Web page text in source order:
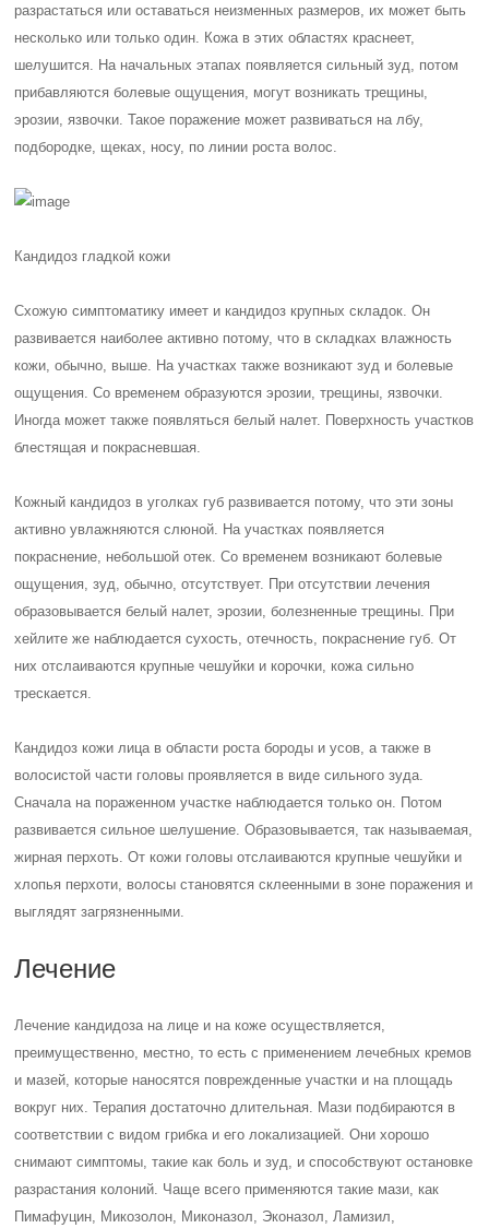
разрастаться или оставаться неизменных размеров, их может быть
несколько или только один. Кожа в этих областях краснеет,
шелушится. На начальных этапах появляется сильный зуд, потом
прибавляются болевые ощущения, могут возникать трещины,
эрозии, язвочки. Такое поражение может развиваться на лбу,
подбородке, щеках, носу, по линии роста волос.
Кандидоз гладкой кожи
Схожую симптоматику имеет и кандидоз крупных складок. Он
развивается наиболее активно потому, что в складках влажность
кожи, обычно, выше. На участках также возникают зуд и болевые
ощущения. Со временем образуются эрозии, трещины, язвочки.
Иногда может также появляться белый налет. Поверхность участков
блестящая и покрасневшая.
Кожный кандидоз в уголках губ развивается потому, что эти зоны
активно увлажняются слюной. На участках появляется
покраснение, небольшой отек. Со временем возникают болевые
ощущения, зуд, обычно, отсутствует. При отсутствии лечения
образовывается белый налет, эрозии, болезненные трещины. При
хейлите же наблюдается сухость, отечность, покраснение губ. От
них отслаиваются крупные чешуйки и корочки, кожа сильно
трескается.
Кандидоз кожи лица в области роста бороды и усов, а также в
волосистой части головы проявляется в виде сильного зуда.
Сначала на пораженном участке наблюдается только он. Потом
развивается сильное шелушение. Образовывается, так называемая,
жирная перхоть. От кожи головы отслаиваются крупные чешуйки и
хлопья перхоти, волосы становятся склеенными в зоне поражения и
выглядят загрязненными.
Лечение
Лечение кандидоза на лице и на коже осуществляется,
преимущественно, местно, то есть с применением лечебных кремов
и мазей, которые наносятся поврежденные участки и на площадь
вокруг них. Терапия достаточно длительная. Мази подбираются в
соответствии с видом грибка и его локализацией. Они хорошо
снимают симптомы, такие как боль и зуд, и способствуют остановке
разрастания колоний. Чаще всего применяются такие мази, как
Пимафуцин, Микозолон, Миконазол, Эконазол, Ламизил,